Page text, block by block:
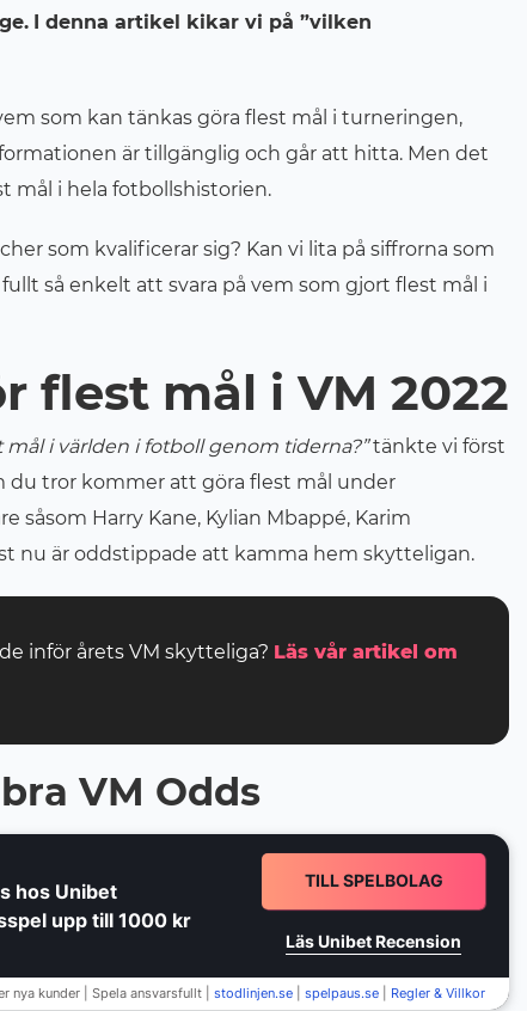
I denna artikel kikar vi på ”vilken
som kan tänkas göra flest mål i turneringen,
är tillgänglig och går att hitta. Men det
mål i hela fotbollshistorien.
som kvalificerar sig? Kan vi lita på siffrorna som
så enkelt att svara på vem som gjort flest mål i
flest mål i VM 2022
mål i världen i fotboll genom tiderna?”tänkte vi först
du tror kommer att göra flest mål under
såsom Harry Kane, Kylian Mbappé, Karim
nu är oddstippade att kamma hem skytteligan.
inför årets VM skytteliga? Läs vår artikel om
VM Odds
hos Unibet
upp till 1000 kr
TILL SPELBOLAG
Läs Unibet Recension
nya kunder | Spela ansvarsfullt | stodlinjen.se spelpaus.se Regler & Villkor